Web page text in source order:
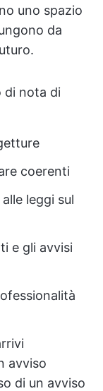
uno spazio
da
di nota di
coerenti
leggi sul
e gli avvisi
avviso
di un avviso